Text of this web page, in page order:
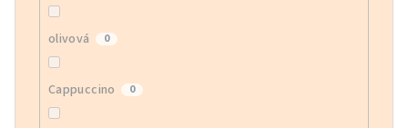
olivová 0
Cappuccino 0